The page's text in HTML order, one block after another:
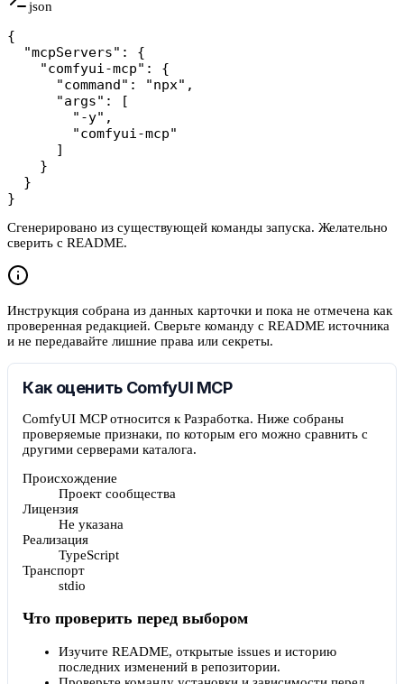
json
{
  "mcpServers": {
    "comfyui-mcp": {
      "command": "npx",
      "args": [
        "-y",
        "comfyui-mcp"
      ]
    }
  }
}
Сгенерировано из существующей команды запуска. Желательно
сверить с README.
Инструкция собрана из данных карточки и пока не отмечена как
проверенная редакцией. Сверьте команду с README источника
и не передавайте лишние права или секреты.
Как оценить ComfyUI MCP
ComfyUI MCP относится к Разработка. Ниже собраны
проверяемые признаки, по которым его можно сравнить с
другими серверами каталога.
Происхождение
Проект сообщества
Лицензия
Не указана
Реализация
TypeScript
Транспорт
stdio
Что проверить перед выбором
Изучите README, открытые issues и историю
последних изменений в репозитории.